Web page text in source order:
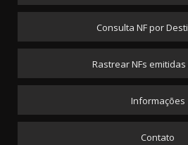
Consulta NF por
Rastrear NFs emitidas
Informações
Contato